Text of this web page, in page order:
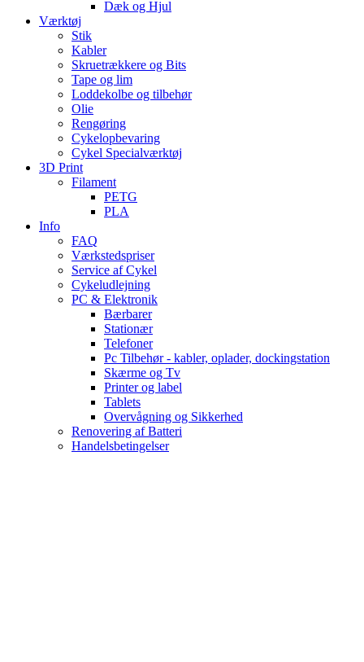
Dæk og Hjul
Værktøj
Stik
Kabler
Skruetrækkere og Bits
Tape og lim
Loddekolbe og tilbehør
Olie
Rengøring
Cykelopbevaring
Cykel Specialværktøj
3D Print
Filament
PETG
PLA
Info
FAQ
Værkstedspriser
Service af Cykel
Cykeludlejning
PC & Elektronik
Bærbarer
Stationær
Telefoner
Pc Tilbehør - kabler, oplader, dockingstation
Skærme og Tv
Printer og label
Tablets
Overvågning og Sikkerhed
Renovering af Batteri
Handelsbetingelser